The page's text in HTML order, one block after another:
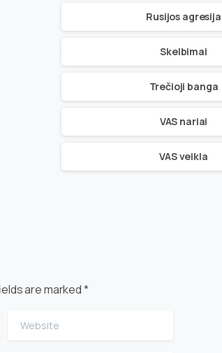
Rusijos agresija
Skelbimai
Trečioji banga
VAS nariai
VAS veikla
are marked *
Website